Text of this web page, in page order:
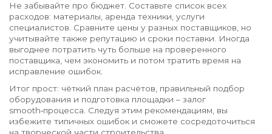
Не забывайте про бюджет. Составьте список всех
расходов: материалы, аренда техники, услуги
специалистов. Сравните цены у разных поставщиков, но
учитывайте также репутацию и сроки поставки. Иногда
выгоднее потратить чуть больше на проверенного
поставщика, чем экономить и потом тратить время на
исправление ошибок.
Итог прост: чёткий план расчётов, правильный подбор
оборудования и подготовка площадки – залог
smooth‑процесса. Следуя этим рекомендациям, вы
избежите типичных ошибок и сможете сосредоточиться